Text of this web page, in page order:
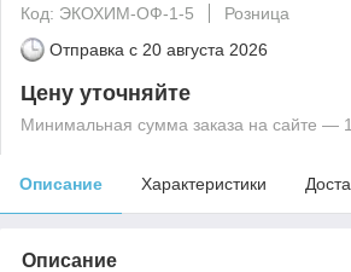
Код: ЭКОХИМ-ОФ-1-5
Розница
Отправка с 20 августа 2026
Цену уточняйте
Минимальная сумма заказа на сайте —
Описание Характеристики
Описание